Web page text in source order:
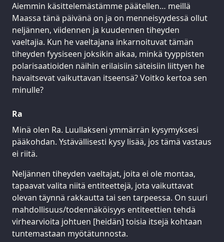
Aiemmin käsittelemästämme päätellen… meillä
Maassa tänä päivänä on ja on menneisyydessä ollut
neljännen, viidennen ja kuudennen tiheyden
vaeltajia. Kun he vaeltajana inkarnoituvat tämän
tiheyden fyysiseen joksikin aikaa, minkä tyyppisten
polarisaatioiden näihin erilaisiin säteisiin liittyen he
havaitsevat vaikuttavan itseensä? Voitko kertoa sen
minulle?
Ra
Minä olen Ra. Luullakseni ymmärrän kysymyksesi
pääkohdan. Ystävällisesti kysy lisää, jos tämä vastaus
ei riitä.
Neljännen tiheyden vaeltajat, joita ei ole montaa,
tapaavat valita niitä entiteettejä, jota vaikuttavat
olevan täynnä rakkautta tai sen tarpeessa. On suuri
mahdollisuus/todennäköisyys entiteettien tehdä
virhearvioita johtuen [heidän] toisia itsejä kohtaan
tuntemastaan myötätunnosta.